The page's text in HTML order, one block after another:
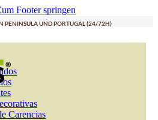
Footer springen
PENINSULA UND PORTUGAL (24/72H)
Carencias